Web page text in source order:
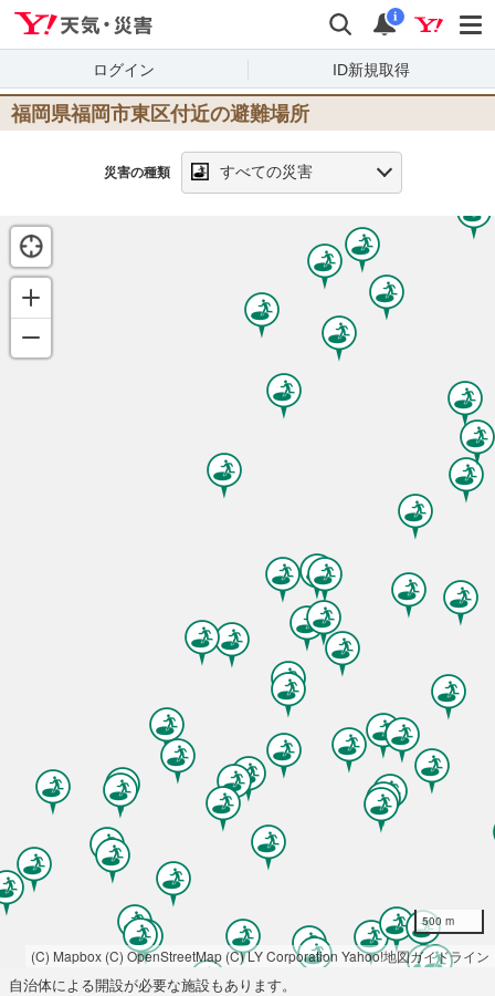
検索 通知
i
ログイン ID新規取得
福岡県福岡市東区付近の避難場所
災害の種類 すべての災害
500 m
(C) Mapbox (C) OpenStreetMap (C) LY Corporation Yahoo!地図ガイドライン
自治体による開設が必要な施設もあります。